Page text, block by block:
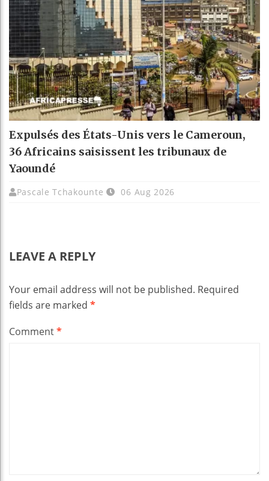
Expulsés des États-Unis vers le Cameroun,
36 Africains saisissent les tribunaux de
Yaoundé
Pascale Tchakounte 06 Aug 2026
LEAVE A REPLY
Your email address will not be published. Required
fields are marked *
Comment*